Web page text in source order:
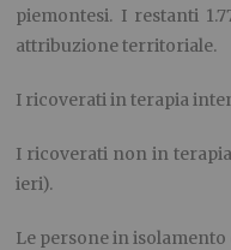
piemontesi. I restanti
attribuzione territoriale.
I ricoverati in terapia
I ricoverati non in
ieri).
Le persone in